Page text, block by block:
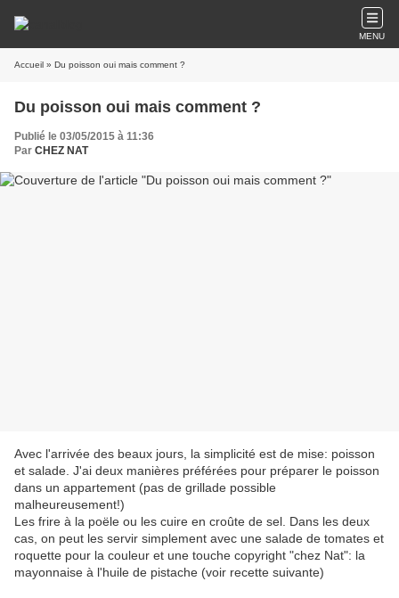
MENU
Accueil » Du poisson oui mais comment ?
Du poisson oui mais comment ?
Publié le 03/05/2015 à 11:36
Par CHEZ NAT
Avec l'arrivée des beaux jours, la simplicité est de mise: poisson
et salade. J'ai deux manières préférées pour préparer le poisson
dans un appartement (pas de grillade possible
malheureusement!)
Les frire à la poële ou les cuire en croûte de sel. Dans les deux
cas, on peut les servir simplement avec une salade de tomates et
roquette pour la couleur et une touche copyright "chez Nat": la
mayonnaise à l'huile de pistache (voir recette suivante)